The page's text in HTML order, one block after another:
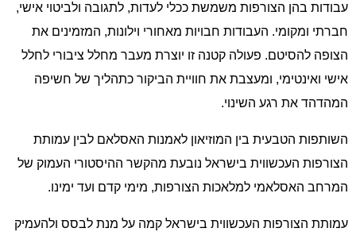
עבודות בהן הצורפות משמשת ככלי לעדות, לתגובה ולביטוי אישי,
חברתי ומקומי. העבודות חבויות מאחורי וילונות, המזמינים את
הצופה להסיטם. פעולה קטנה זו יוצרת מעבר מחלל ציבורי לחלל
אישי ואינטימי, ומעצבת את חוויית הביקור כתהליך של חשיפה
המהדהד את רגע השינוי.
השותפות הטבעית בין המוזיאון לאמנות האסלאם לבין עמותת
הצורפות העכשווית בישראל נובעת מהקשר ההיסטורי העמוק של
המרחב האסלאמי למלאכות הצורפות, מימי קדם ועד ימינו.
עמותת הצורפות העכשווית בישראל קמה על מנת לבסס ולהעמיק